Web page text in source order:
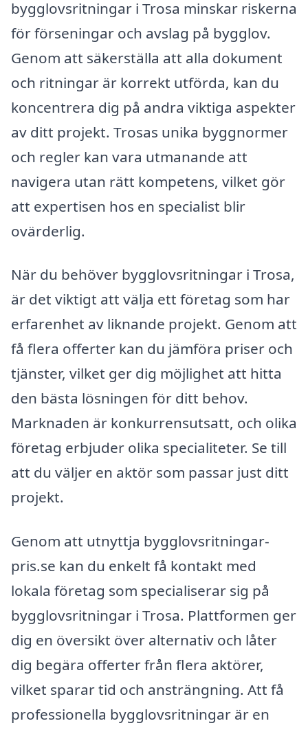
bygglovsritningar i Trosa minskar riskerna
för förseningar och avslag på bygglov.
Genom att säkerställa att alla dokument
och ritningar är korrekt utförda, kan du
koncentrera dig på andra viktiga aspekter
av ditt projekt. Trosas unika byggnormer
och regler kan vara utmanande att
navigera utan rätt kompetens, vilket gör
att expertisen hos en specialist blir
ovärderlig.
När du behöver bygglovsritningar i Trosa,
är det viktigt att välja ett företag som har
erfarenhet av liknande projekt. Genom att
få flera offerter kan du jämföra priser och
tjänster, vilket ger dig möjlighet att hitta
den bästa lösningen för ditt behov.
Marknaden är konkurrensutsatt, och olika
företag erbjuder olika specialiteter. Se till
att du väljer en aktör som passar just ditt
projekt.
Genom att utnyttja bygglovsritningar-
pris.se kan du enkelt få kontakt med
lokala företag som specialiserar sig på
bygglovsritningar i Trosa. Plattformen ger
dig en översikt över alternativ och låter
dig begära offerter från flera aktörer,
vilket sparar tid och ansträngning. Att få
professionella bygglovsritningar är en